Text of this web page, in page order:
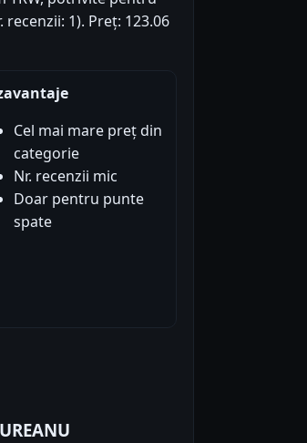
recenzii: 1). Preț: 123.06
Cel mai mare preț din
categorie
Nr. recenzii mic
Doar pentru punte
spate